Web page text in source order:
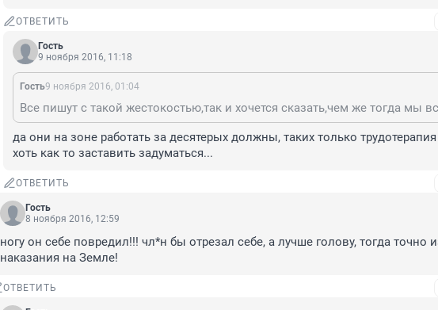
ОТВЕТИТЬ
Гость
9 ноября 2016, 11:18
Гость9 ноября 2016, 01:04
да они на зоне работать за десятерых должны, таких только
хоть как то заставить задуматься...
ОТВЕТИТЬ
Гость
8 ноября 2016, 12:59
ногу он себе повредил!!! чл*н бы отрезал себе, а лучше голову, тогда точно
наказания на Земле!
ОТВЕТИТЬ